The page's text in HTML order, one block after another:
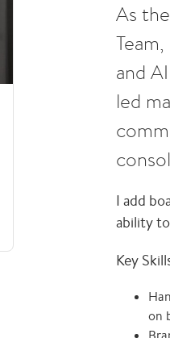
As
and
led
I add
ability
Key
on